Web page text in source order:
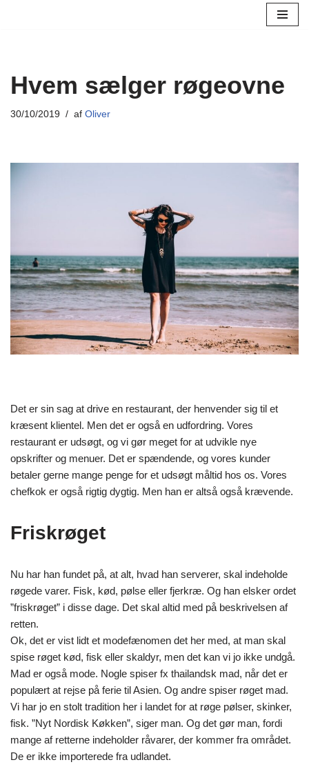
Hvem sælger røgeovne
30/10/2019 af Oliver
Det er sin sag at drive en restaurant, der henvender sig til et
kræsent klientel. Men det er også en udfordring. Vores
restaurant er udsøgt, og vi gør meget for at udvikle nye
opskrifter og menuer. Det er spændende, og vores kunder
betaler gerne mange penge for et udsøgt måltid hos os. Vores
chefkok er også rigtig dygtig. Men han er altså også krævende.
Friskrøget
Nu har han fundet på, at alt, hvad han serverer, skal indeholde
røgede varer. Fisk, kød, pølse eller fjerkræ. Og han elsker ordet
”friskrøget” i disse dage. Det skal altid med på beskrivelsen af
retten.
Ok, det er vist lidt et modefænomen det her med, at man skal
spise røget kød, fisk eller skaldyr, men det kan vi jo ikke undgå.
Mad er også mode. Nogle spiser fx thailandsk mad, når det er
populært at rejse på ferie til Asien. Og andre spiser røget mad.
Vi har jo en stolt tradition her i landet for at røge pølser, skinker,
fisk. ”Nyt Nordisk Køkken”, siger man. Og det gør man, fordi
mange af retterne indeholder råvarer, der kommer fra området.
De er ikke importerede fra udlandet.